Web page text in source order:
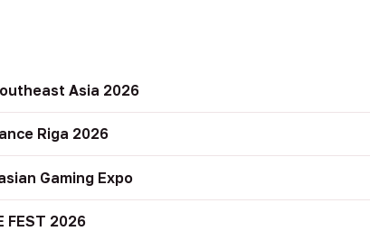
Asia 2026
Riga 2026
Gaming Expo
FEST 2026